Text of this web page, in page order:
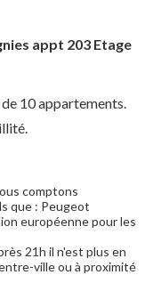
appt 203 Etage
10 appartements.
comptons
que : Peugeot
européenne pour les
21h il n'est plus en
ville ou à proximité